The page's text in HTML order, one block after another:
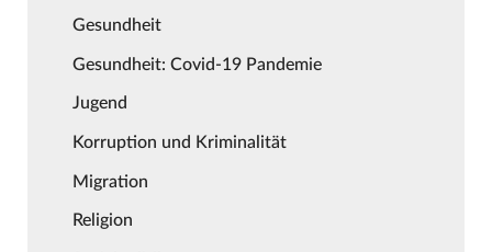
Gesundheit
Gesundheit: Covid-19 Pandemie
Jugend
Korruption und Kriminalität
Migration
Religion